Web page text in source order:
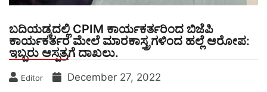
ಬದಿಯಡ್ಕದಲ್ಲಿ CPIM ಕಾರ್ಯಕರ್ತರಿಂದ ಬಿಜೆಪಿ
ಕಾರ್ಯಕರ್ತರ ಮೇಲೆ ಮಾರಕಾಸ್ತ್ರಗಳಿಂದ ಹಲ್ಲೆ ಆರೋಪ:
ಇಬ್ಬರು ಆಸ್ಪತ್ರಗೆ ದಾಖಲು.
Editor December 27, 2022